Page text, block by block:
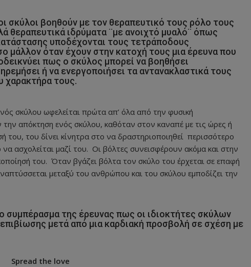
σκύλοι βοηθούν με τον θεραπευτικό τους ρόλο τους
θεραπευτικά ιδρύματα ¨με ανοιχτό μυαλό¨ όπως
υποδέχονται τους τετράποδους
μάλλον όταν έχουν στην κατοχή τους μια έρευνα που
πως ο σκύλος μπορεί να βοηθήσει
ή να ενεργοποιήσει τα αντανακλαστικά τους
χαρακτήρα τους.
σκύλου ωφελείται πρώτα απ’ όλα από την φυσική
απόκτηση ενός σκύλου, καθόταν στον καναπέ με τις ώρες ή
του, του δίνει κίνητρα στο να δραστηριοποιηθεί περισσότερο
ασχολείται μαζί του. Οι βόλτες συνεισφέρουν ακόμα και στην
του. Όταν βγάζει βόλτα τον σκύλο του έρχεται σε επαφή
μεταξύ του ανθρώπου και του σκύλου εμποδίζει την
της έρευνας πως οι ιδιοκτήτες σκύλων
μετά από μια καρδιακή προσβολή σε σχέση με
Spread the love